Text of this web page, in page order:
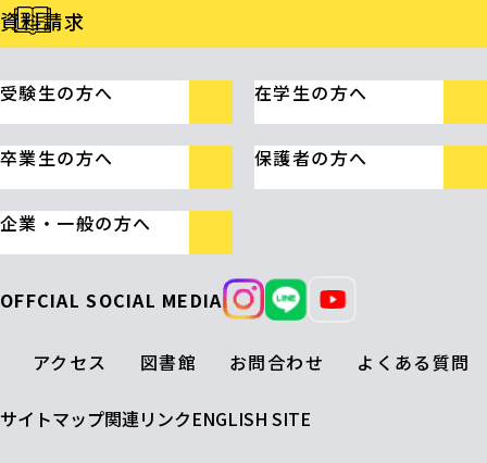
資料請求
受験生の方へ 在学生の方へ
卒業生の方へ 保護者の方へ
企業・一般の方へ
OFFCIAL SOCIAL MEDIA
アクセス 図書館 お問合わせ よくある質問
サイトマップ関連リンクENGLISH SITE